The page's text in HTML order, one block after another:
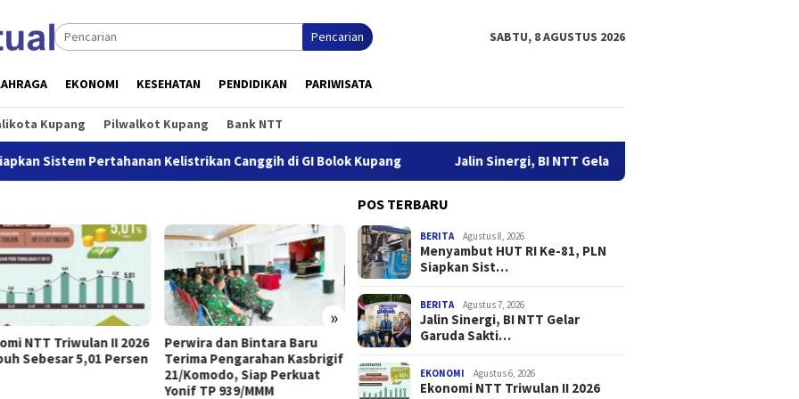
Pencarian SABTU, 8 AGUSTUS 2026
EKONOMI KESEHATAN PENDIDIKAN PARIWISATA
Kupang Pilwalkot Kupang Bank NTT
Pertahanan Kelistrikan Canggih di GI Bolok Kupang Jalin Sinergi, BI NTT Gelar Garuda Sakti Cross Border Fest 2026
»
NTT Triwulan II 2026
Sebesar 5,01 Persen
Perwira dan Bintara Baru
Terima Pengarahan Kasbrigif
21/Komodo, Siap Perkuat
Yonif TP 939/MMM
Buka SLCN 2026, Sekda
Jeffry: Nelayan Harus Jadikan
Keselamatan Sebagai
Prioritas
Canggih di GI Bolok Kupang
POS TERBARU
BERITA Agustus 8, 2026
Menyambut HUT RI Ke-81, PLN
Siapkan Sist…
BERITA Agustus 7, 2026
Jalin Sinergi, BI NTT Gelar
Garuda Sakti…
EKONOMI Agustus 6, 2026
Ekonomi NTT Triwulan II 2026